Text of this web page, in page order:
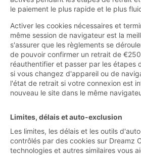
le paiement le plus rapide et le plus
Activer les cookies nécessaires et
même session de navigateur est la
s'assurer que les règlements se
de pouvoir confirmer un retrait de
réauthentifier et passer par les étapes
si vous changez d'appareil ou de
l'état de retrait si votre connexion est
nouveau le site dans le même
Limites, délais et auto-exclusion
Les limites, les délais et les outils
contrôlés par des cookies sur Dreamz
technologies et autres similaires vous